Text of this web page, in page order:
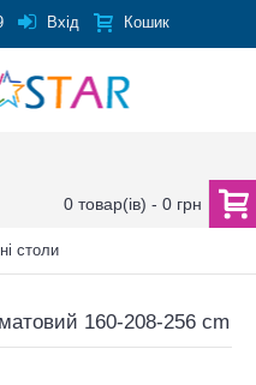
Вхід Кошик
0 товар(ів) - 0 грн
столи
160-208-256 cm